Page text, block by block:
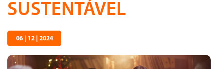
SUSTENTÁVEL
06 | 12 | 2024